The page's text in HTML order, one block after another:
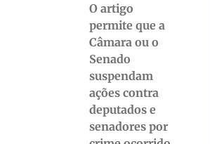
O artigo
permite que a
Câmara ou o
Senado
suspendam
ações contra
deputados e
senadores por